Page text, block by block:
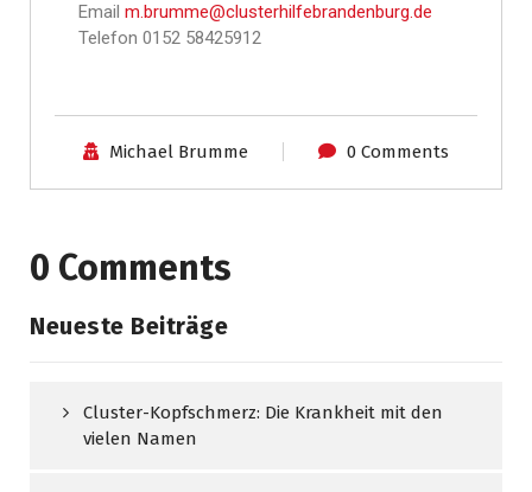
Email m.brumme@clusterhilfebrandenburg.de
Telefon 0152 58425912
Michael Brumme 0 Comments
0 Comments
Neueste Beiträge
Cluster-Kopfschmerz: Die Krankheit mit den
vielen Namen